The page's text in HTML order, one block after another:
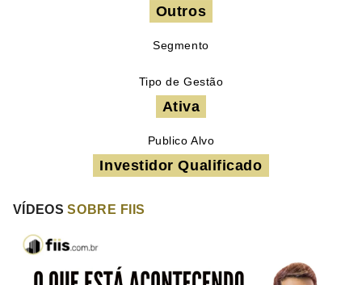
Outros
Segmento
Tipo de Gestão
Ativa
Publico Alvo
Investidor Qualificado
VÍDEOSSOBRE FIIS